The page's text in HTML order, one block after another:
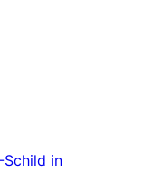
Schild in